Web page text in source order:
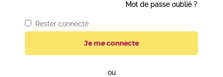
Mot de passe oublié ?
Rester connecté
Je me connecte
ou